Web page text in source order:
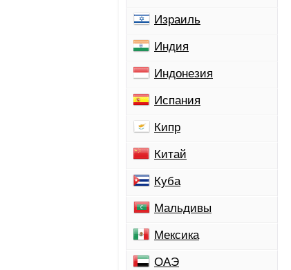
Израиль
Индия
Индонезия
Испания
Кипр
Китай
Куба
Мальдивы
Мексика
ОАЭ